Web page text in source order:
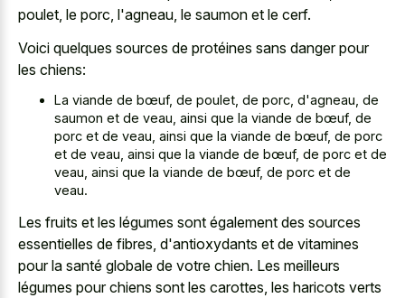
poulet, le porc, l'agneau, le saumon et le cerf.
Voici quelques sources de protéines sans danger pour
les chiens:
La viande de bœuf, de poulet, de porc, d'agneau, de
saumon et de veau, ainsi que la viande de bœuf, de
porc et de veau, ainsi que la viande de bœuf, de porc
et de veau, ainsi que la viande de bœuf, de porc et de
veau, ainsi que la viande de bœuf, de porc et de
veau.
Les fruits et les légumes sont également des sources
essentielles de fibres, d'antioxydants et de vitamines
pour la santé globale de votre chien. Les meilleurs
légumes pour chiens sont les carottes, les haricots verts